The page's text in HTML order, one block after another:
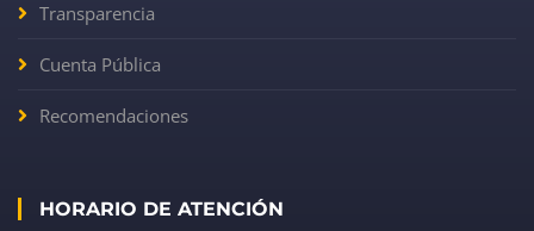
Transparencia
Cuenta Pública
Recomendaciones
HORARIO DE ATENCIÓN